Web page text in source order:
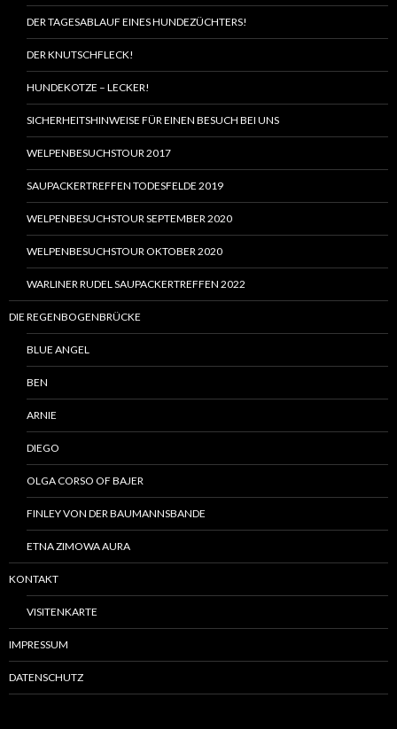
DER TAGESABLAUF EINES HUNDEZÜCHTERS!
DER KNUTSCHFLECK!
HUNDEKOTZE – LECKER!
SICHERHEITSHINWEISE FÜR EINEN BESUCH BEI UNS
WELPENBESUCHSTOUR 2017
SAUPACKERTREFFEN TODESFELDE 2019
WELPENBESUCHSTOUR SEPTEMBER 2020
WELPENBESUCHSTOUR OKTOBER 2020
WARLINER RUDEL SAUPACKERTREFFEN 2022
DIE REGENBOGENBRÜCKE
BLUE ANGEL
BEN
ARNIE
DIEGO
OLGA CORSO OF BAJER
FINLEY VON DER BAUMANNSBANDE
ETNA ZIMOWA AURA
KONTAKT
VISITENKARTE
IMPRESSUM
DATENSCHUTZ